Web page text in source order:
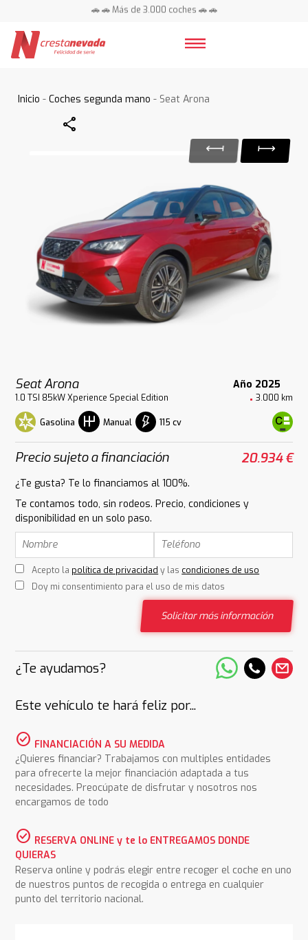
🚗 🚗 Más de 3.000 coches 🚗 🚗
Inicio -Coches segunda mano - Seat Arona
Share
Seat Arona Año 2025
1.0 TSI 85kW Xperience Special Edition 3.000 km
Gasolina Manual 115 cv
Precio sujeto a financiación 20.934 €
¿Te gusta? Te lo financiamos al 100%.
Te contamos todo, sin rodeos. Precio, condiciones y
disponibilidad en un solo paso.
Acepto la política de privacidad y las condiciones de uso
Doy mi consentimiento para el uso de mis datos
Solicitar más información
¿Te ayudamos?
Este vehículo te hará feliz por...
check_circle FINANCIACIÓN A SU MEDIDA
¿Quieres financiar? Trabajamos con multiples entidades
para ofrecerte la mejor financiación adaptada a tus
necesidades. Preocúpate de disfrutar y nosotros nos
encargamos de todo
check_circle RESERVA ONLINE y te lo ENTREGAMOS DONDE
QUIERAS
Reserva online y podrás elegir entre recoger el coche en uno
de nuestros puntos de recogida o entrega en cualquier
punto del territorio nacional.